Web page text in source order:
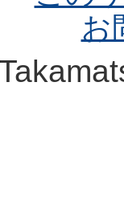
お